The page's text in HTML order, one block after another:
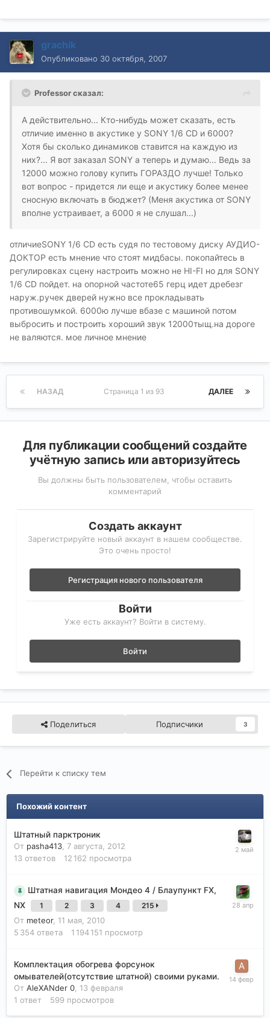
grachik
Опубликовано 30 октября, 2007
Professor сказал:
А действительно... Кто-нибудь может сказать, есть
отличие именно в акустике у SONY 1/6 CD и 6000?
Хотя бы сколько динамиков ставится на каждую из
них?... Я вот заказал SONY а теперь и думаю... Ведь за
12000 можно голову купить ГОРАЗДО лучше! Только
вот вопрос - придется ли еще и акустику более менее
сносную включать в бюджет? (Меня акустика от SONY
вполне устраивает, а 6000 я не слушал...)
отличиеSONY 1/6 CD есть судя по тестовому диску АУДИО-
ДОКТОР есть мнение что стоят мидбасы. покопайтесь в
регулировках сцену настроить можно не HI-FI но для SONY
1/6 CD пойдет. на опорной частоте65 герц идет дребезг
наруж.ручек дверей нужно все прокладывать
противошумкой. 6000ю лучше вбазе с машиной потом
выбросить и построить хороший звук 12000тыщ.на дороге
не валяются. мое личное мнение
НАЗАД ДАЛЕЕ
Страница 1 из 93
Для публикации сообщений создайте
учётную запись или авторизуйтесь
Вы должны быть пользователем, чтобы оставить
комментарий
Создать аккаунт
Зарегистрируйте новый аккаунт в нашем сообществе.
Это очень просто!
Регистрация нового пользователя
Войти
Уже есть аккаунт? Войти в систему.
Войти
Поделиться Подписчики 3
Перейти к списку тем
Похожий контент
Штатный парктроник
От pasha413, 7 августа, 2012
13 ответов 12 162 просмотра
Штатная навигация Мондео 4 / Блаупункт FX,
NX
1 2 3 4 215
От meteor, 11 мая, 2010
5 354 ответа 1 194 151 просмотр
Комплектация обогрева форсунок
омывателей(отсутствие штатной) своими руками.
От AleXANder 0 13 февраля
1 ответ 599 просмотров